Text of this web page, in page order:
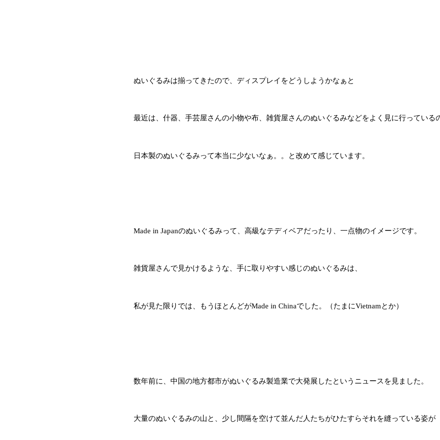
ぬいぐるみは揃ってきたので、ディスプレイをどうしようかなぁと
最近は、什器、手芸屋さんの小物や布、雑貨屋さんのぬいぐるみなどをよく見に行っている
日本製のぬいぐるみって本当に少ないなぁ。。と改めて感じています。
Made in Japanのぬいぐるみって、高級なテディベアだったり、一点物のイメージです。
雑貨屋さんで見かけるような、手に取りやすい感じのぬいぐるみは、
私が見た限りでは、もうほとんどがMade in Chinaでした。（たまにVietnamとか）
数年前に、中国の地方都市がぬいぐるみ製造業で大発展したというニュースを見ました。
大量のぬいぐるみの山と、少し間隔を空けて並んだ人たちがひたすらそれを縫っている姿が